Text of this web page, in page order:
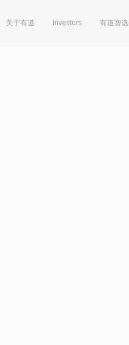
关于有道 Investors 有道智选